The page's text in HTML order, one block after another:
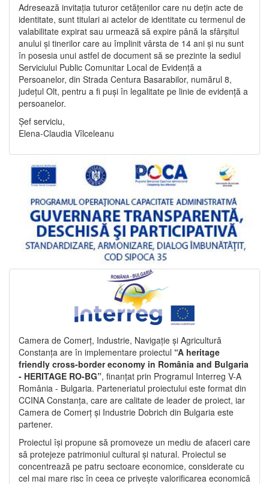
Adresează invitația tuturor cetățenilor care nu dețin acte de
identitate, sunt titulari ai actelor de identitate cu termenul de
valabilitate expirat sau urmează să expire până la sfârșitul
anului și tinerilor care au împlinit vârsta de 14 ani și nu sunt
în posesia unui astfel de document să se prezinte la sediul
Serviciului Public Comunitar Local de Evidență a
Persoanelor, din Strada Centura Basarabilor, numărul 8,
județul Olt, pentru a fi puși în legalitate pe linie de evidență a
persoanelor.
Șef serviciu,
Elena-Claudia Vîlceleanu
Camera de Comerț, Industrie, Navigație și Agricultură
Constanța are în implementare proiectul “A heritage
friendly cross-border economy in România and Bulgaria
- HERITAGE RO-BG”, finanțat prin Programul Interreg V-A
România - Bulgaria. Parteneriatul proiectului este format din
CCINA Constanța, care are calitate de leader de proiect, iar
Camera de Comerț și Industrie Dobrich din Bulgaria este
partener.
Proiectul își propune să promoveze un mediu de afaceri care
să protejeze patrimoniul cultural și natural. Proiectul se
concentrează pe patru sectoare economice, considerate cu
cel mai mare risc în ceea ce privește valorificarea economică